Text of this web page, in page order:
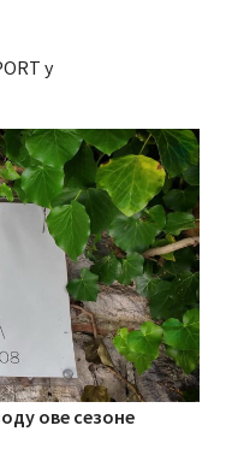
у
ове сезоне